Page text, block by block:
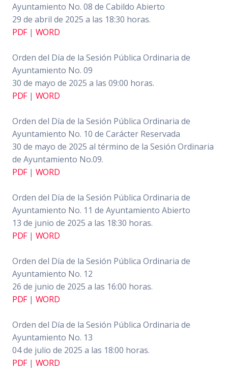
Ayuntamiento No. 08 de Cabildo Abierto
29 de abril de 2025 a las 18:30 horas.
PDF| WORD
Orden del Día de la Sesión Pública Ordinaria de
Ayuntamiento No. 09
30 de mayo de 2025 a las 09:00 horas.
PDF| WORD
Orden del Día de la Sesión Pública Ordinaria de
Ayuntamiento No. 10 de Carácter Reservada
30 de mayo de 2025 al término de la Sesión Ordinaria
de Ayuntamiento No.09.
PDF| WORD
Orden del Día de la Sesión Pública Ordinaria de
Ayuntamiento No. 11 de Ayuntamiento Abierto
13 de junio de 2025 a las 18:30 horas.
PDF| WORD
Orden del Día de la Sesión Pública Ordinaria de
Ayuntamiento No. 12
26 de junio de 2025 a las 16:00 horas.
PDF| WORD
Orden del Día de la Sesión Pública Ordinaria de
Ayuntamiento No. 13
04 de julio de 2025 a las 18:00 horas.
PDF| WORD